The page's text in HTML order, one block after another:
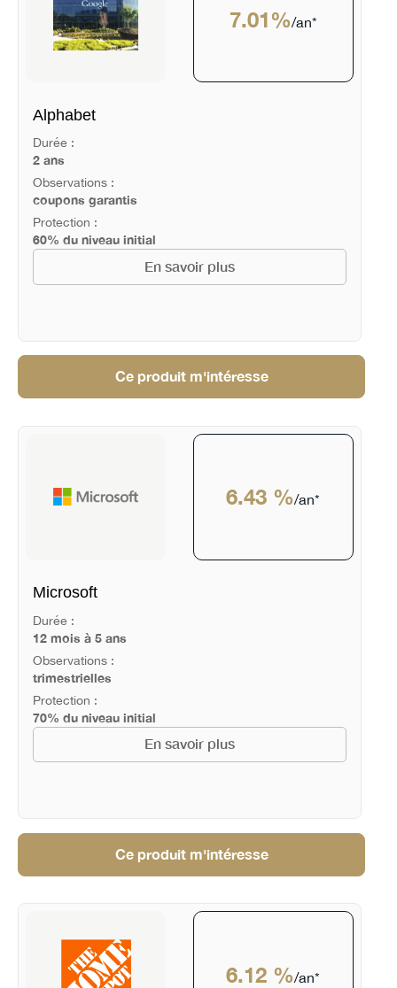
7.01%/an*
Alphabet
Durée :
2 ans
Observations :
coupons garantis
Protection :
60% du niveau initial
En savoir plus
Ce produit m'intéresse
6.43 %/an*
Microsoft
Durée :
12 mois à 5 ans
Observations :
trimestrielles
Protection :
70% du niveau initial
En savoir plus
Ce produit m'intéresse
6.12 %/an*